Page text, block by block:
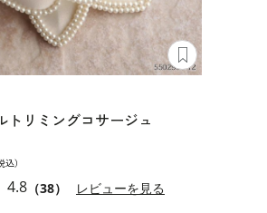
トリミングコサージュ
込）
4.8（38） レビューを見る